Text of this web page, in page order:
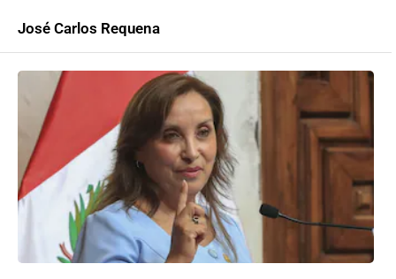
José Carlos Requena